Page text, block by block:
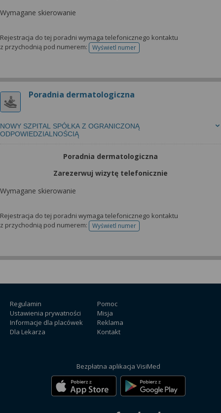
Wymagane skierowanie
Rejestracja do tej poradni wymaga telefonicznego kontaktu
z przychodnią pod numerem:
Wyświetl numertelefonu do rejestracji
Poradnia dermatologiczna
NOWY SZPITAL SPÓŁKA Z OGRANICZONĄ
ODPOWIEDZIALNOŚCIĄ
Poradnia dermatologiczna
Zarezerwuj wizytę telefonicznie
Wymagane skierowanie
Rejestracja do tej poradni wymaga telefonicznego kontaktu
z przychodnią pod numerem:
Wyświetl numertelefonu do rejestracji
Regulamin
Ustawienia prywatności
Informacje dla placówek
Dla Lekarza
Pomoc
Misja
Reklama
Kontakt
Bezpłatna aplikacja VisiMed